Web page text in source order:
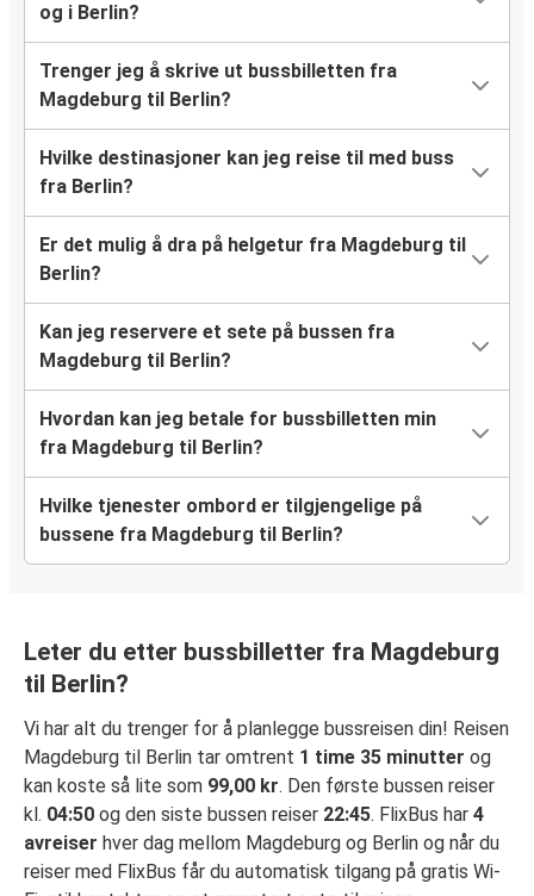
og i Berlin?
Trenger jeg å skrive ut bussbilletten fra
Magdeburg til Berlin?
Hvilke destinasjoner kan jeg reise til med buss
fra Berlin?
Er det mulig å dra på helgetur fra Magdeburg til
Berlin?
Kan jeg reservere et sete på bussen fra
Magdeburg til Berlin?
Hvordan kan jeg betale for bussbilletten min
fra Magdeburg til Berlin?
Hvilke tjenester ombord er tilgjengelige på
bussene fra Magdeburg til Berlin?
Leter du etter bussbilletter fra Magdeburg
til Berlin?
Vi har alt du trenger for å planlegge bussreisen din! Reisen
Magdeburg til Berlin tar omtrent 1 time 35 minutter og
kan koste så lite som 99,00 kr. Den første bussen reiser
kl. 04:50 og den siste bussen reiser 22:45. FlixBus har 4
avreiser hver dag mellom Magdeburg og Berlin og når du
reiser med FlixBus får du automatisk tilgang på gratis Wi-